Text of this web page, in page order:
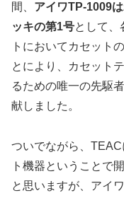
間、 アイワTP-1009
ッキの第1号として、
トにおいてカセット
とにより、カセット
るための唯一の先駆
献しました。
ついでながら、
ト機器ということで
と思いますが、アイ